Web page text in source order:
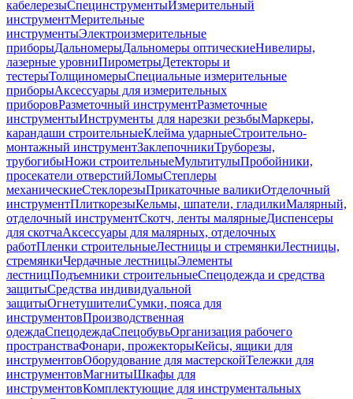
кабелерезыСпецинструментыИзмерительный
инструментМерительные
инструментыЭлектроизмерительные
приборыДальномерыДальномеры оптическиеНивелиры,
лазерные уровниПирометрыДетекторы и
тестерыТолщиномерыСпециальные измерительные
приборыАксессуары для измерительных
приборовРазметочный инструментРазметочные
инструментыИнструменты для нарезки резьбыМаркеры,
карандаши строительныеКлейма ударныеСтроительно-
монтажный инструментЗаклепочникиТруборезы,
трубогибыНожи строительныеМультитулыПробойники,
просекатели отверстийЛомыСтеплеры
механическиеСтеклорезыПрикаточные валикиОтделочный
инструментПлиткорезыКельмы, шпатели, гладилкиМалярный,
отделочный инструментСкотч, ленты малярныеДиспенсеры
для скотчаАксессуары для малярных, отделочных
работПленки строительныеЛестницы и стремянкиЛестницы,
стремянкиЧердачные лестницыЭлементы
лестницПодъемники строительныеСпецодежда и средства
защитыСредства индивидуальной
защитыОгнетушителиСумки, пояса для
инструментовПроизводственная
одеждаСпецодеждаСпецобувьОрганизация рабочего
пространстваФонари, прожекторыКейсы, ящики для
инструментовОборудование для мастерскойТележки для
инструментовМагнитыШкафы для
инструментовКомплектующие для инструментальных